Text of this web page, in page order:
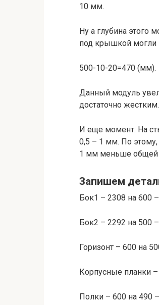
10 мм.
Ну а глубина этого
под крышкой могли
500-10-20=470 (мм).
Данный модуль
достаточно
И еще момент: На
0,5 – 1 мм. По
1 мм меньше общей
Запишем
Бок1 – 2308 на 600
Бок2 – 2292 на 500
Горизонт – 600 на
Корпусные планки
Полки – 600 на 490